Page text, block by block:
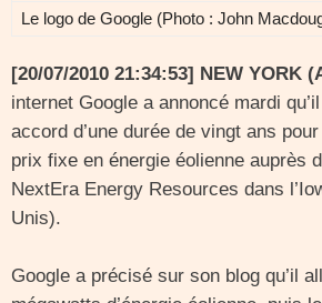
Le logo de Google (Photo : John
[20/07/2010 21:34:53] NEW YORK
internet Google a annoncé mardi
accord d’une durée de vingt ans
prix fixe en énergie éolienne auprès
NextEra Energy Resources dans
Unis).
Google a précisé sur son blog qu’il